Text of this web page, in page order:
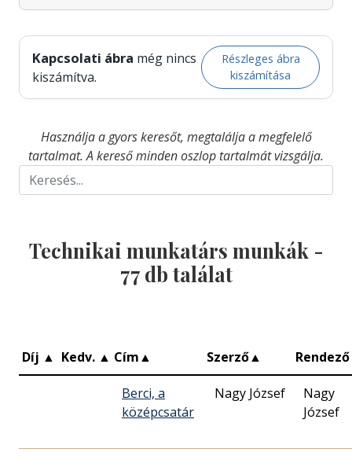
Kapcsolati ábra még nincs
kiszámítva.
Részleges ábra
kiszámítása
Használja a gyors keresőt, megtalálja a megfelelő
tartalmat. A kereső minden oszlop tartalmát vizsgálja.
Technikai munkatárs munkák -
77db találat
Díj ▲ Kedv. ▲ Cím▲ Szerző▲ Rendező
Berci, a
középcsatár
Nagy József
Nagy
József